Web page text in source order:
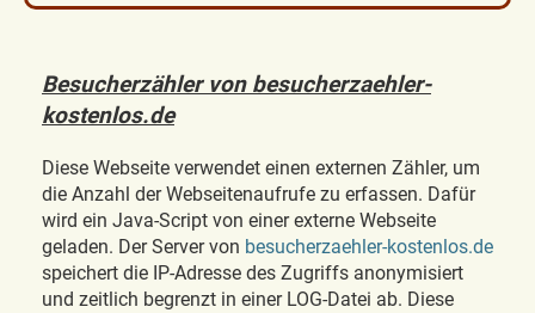
Besucherzähler von besucherzaehler-
kostenlos.de
Diese Webseite verwendet einen externen Zähler, um
die Anzahl der Webseitenaufrufe zu erfassen. Dafür
wird ein Java-Script von einer externe Webseite
geladen. Der Server von besucherzaehler-kostenlos.de
speichert die IP-Adresse des Zugriffs anonymisiert
und zeitlich begrenzt in einer LOG-Datei ab. Diese